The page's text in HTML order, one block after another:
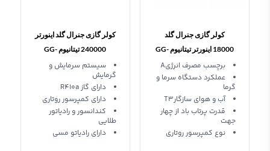
کولر گازی جنرال گلد
18000 اینورتر تیتانیوم GG-
TS18000
برچسب مصرف انرژیA
عملکرد دستگاه سرما و
گرما
آب و هوای سازگارT3
قدرت پرتاب باد از چهار
جهت
نوع کمپرسور روتاری
کولر گازی جنرال گلد اینورتر
240000 تیتانیوم GG-
TS24000
سیستم سرمایش و
گرمایش
دارای گاز R410a
دارای کمپرسور روتاری
کندانسور و رادیاتور
طلایی
دارای رادیاتو مسی